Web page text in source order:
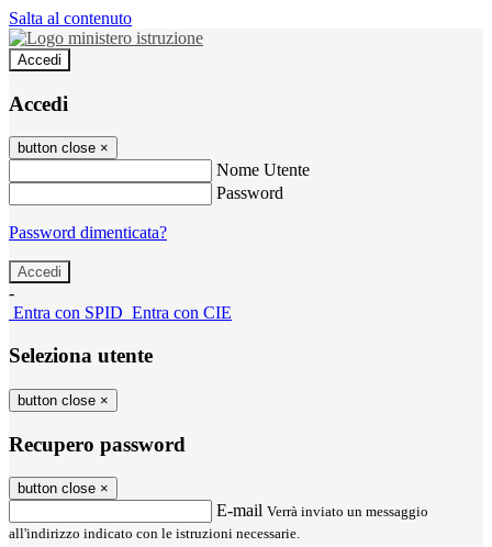
Salta al contenuto
Accedi
Accedi
button close ×
Nome Utente
Password
Password dimenticata?
-
Entra con SPID Entra con CIE
Seleziona utente
button close ×
Recupero password
button close ×
E-mail Verrà inviato un messaggio
all'indirizzo indicato con le istruzioni necessarie.